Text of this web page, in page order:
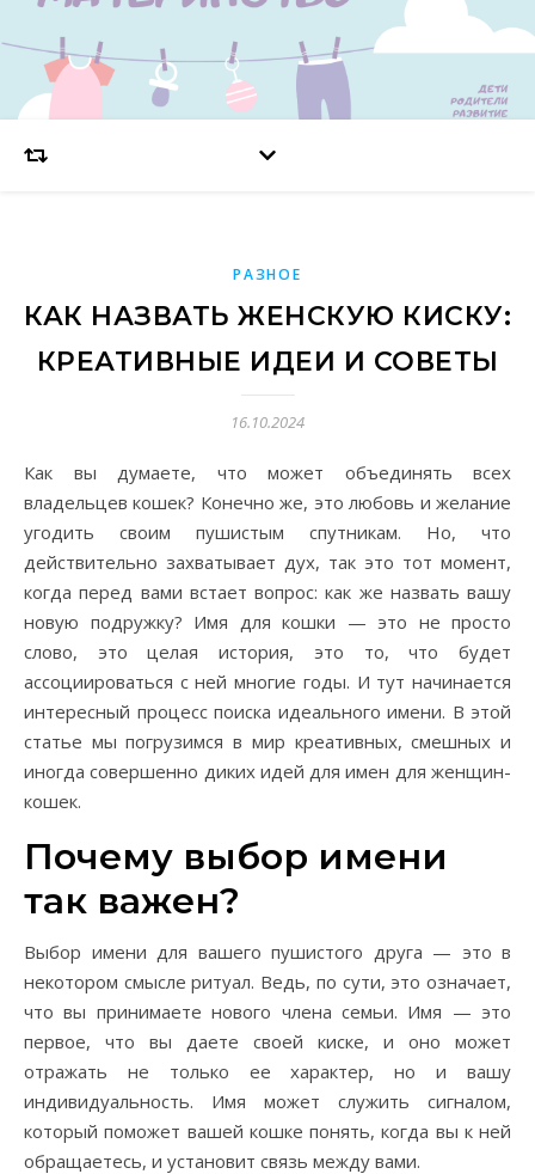
РАЗНОЕ
КАК НАЗВАТЬ ЖЕНСКУЮ КИСКУ:
КРЕАТИВНЫЕ ИДЕИ И СОВЕТЫ
16.10.2024
Как вы думаете, что может объединять всех
владельцев кошек? Конечно же, это любовь и желание
угодить своим пушистым спутникам. Но, что
действительно захватывает дух, так это тот момент,
когда перед вами встает вопрос: как же назвать вашу
новую подружку? Имя для кошки — это не просто
слово, это целая история, это то, что будет
ассоциироваться с ней многие годы. И тут начинается
интересный процесс поиска идеального имени. В этой
статье мы погрузимся в мир креативных, смешных и
иногда совершенно диких идей для имен для женщин-
кошек.
Почему выбор имени
так важен?
Выбор имени для вашего пушистого друга — это в
некотором смысле ритуал. Ведь, по сути, это означает,
что вы принимаете нового члена семьи. Имя — это
первое, что вы даете своей киске, и оно может
отражать не только ее характер, но и вашу
индивидуальность. Имя может служить сигналом,
который поможет вашей кошке понять, когда вы к ней
обращаетесь, и установит связь между вами.